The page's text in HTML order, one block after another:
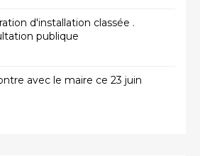
d'installation classée .
publique
avec le maire ce 23 juin